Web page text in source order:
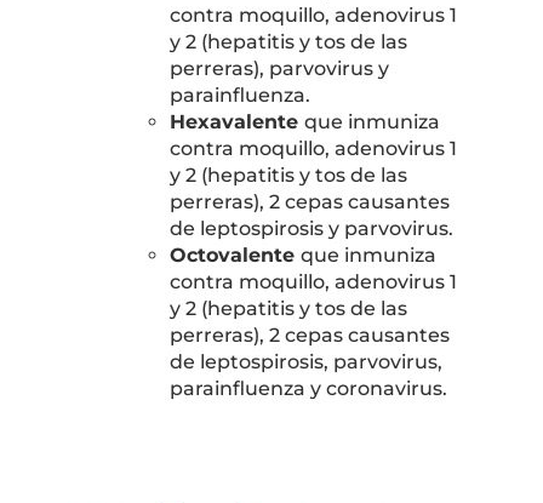
contra moquillo, adenovirus 1
y 2 (hepatitis y tos de las
perreras), parvovirus y
parainfluenza.
Hexavalente que inmuniza
contra moquillo, adenovirus 1
y 2 (hepatitis y tos de las
perreras), 2 cepas causantes
de leptospirosis y parvovirus.
Octovalente que inmuniza
contra moquillo, adenovirus 1
y 2 (hepatitis y tos de las
perreras), 2 cepas causantes
de leptospirosis, parvovirus,
parainfluenza y coronavirus.